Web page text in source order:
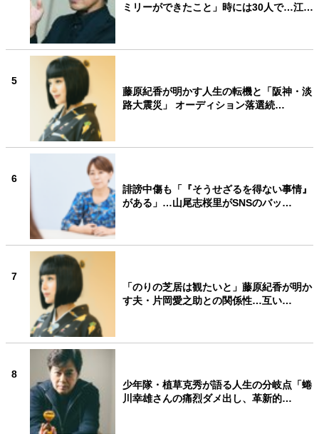
ミリーができたこと」時には30人で…江…
5
藤原紀香が明かす人生の転機と「阪神・淡
路大震災」 オーディション落選続…
6
誹謗中傷も「『そうせざるを得ない事情』
がある」…山尾志桜里がSNSのバッ…
7
「のりの芝居は観たいと」藤原紀香が明か
す夫・片岡愛之助との関係性…互い…
8
少年隊・植草克秀が語る人生の分岐点「蜷
川幸雄さんの痛烈ダメ出し、革新的…